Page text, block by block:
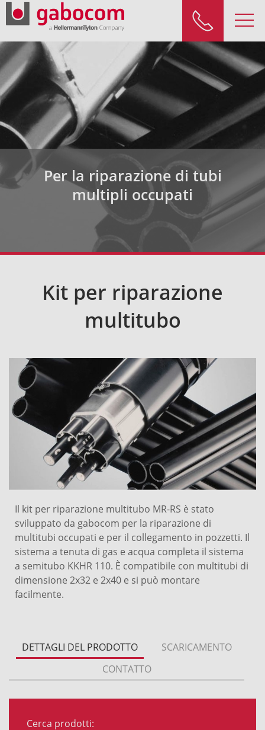
Per la riparazione di tubi
multipli occupati
Kit per riparazione
multitubo
Il kit per riparazione multitubo MR-RS è stato
sviluppato da gabocom per la riparazione di
multitubi occupati e per il collegamento in pozzetti. Il
sistema a tenuta di gas e acqua completa il sistema
a semitubo KKHR 110. È compatibile con multitubi di
dimensione 2x32 e 2x40 e si può montare
facilmente.
DETTAGLI DEL PRODOTTO
SCARICAMENTO
CONTATTO
Cerca prodotti: